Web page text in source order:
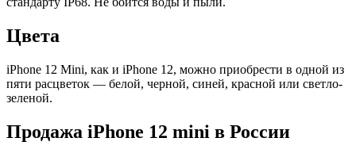
Цвета
iPhone 12 Mini, как и iPhone 12, можно приобрести в одной из
пяти расцветок — белой, черной, синей, красной или светло-
зеленой.
Продажа iPhone 12 mini в России